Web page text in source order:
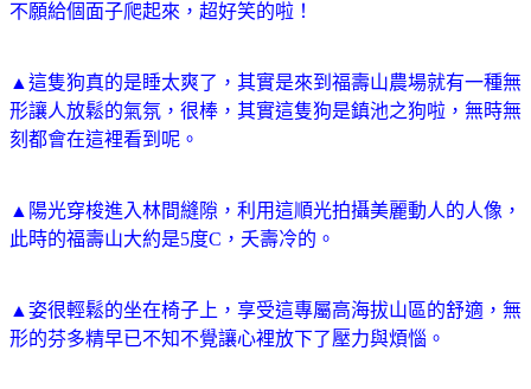
不願給個面子爬起來，超好笑的啦！
▲這隻狗真的是睡太爽了，其實是來到福壽山農場就有一種無
形讓人放鬆的氣氛，很棒，其實這隻狗是鎮池之狗啦，無時無
刻都會在這裡看到呢。
▲陽光穿梭進入林間縫隙，利用這順光拍攝美麗動人的人像，
此時的福壽山大約是5度C，夭壽冷的。
▲姿很輕鬆的坐在椅子上，享受這專屬高海拔山區的舒適，無
形的芬多精早已不知不覺讓心裡放下了壓力與煩惱。